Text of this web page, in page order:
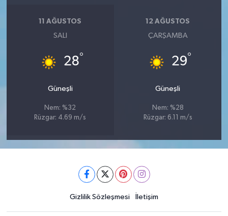
11 AĞUSTOS
SALI
28°
Güneşli
Nem: %32
Rüzgar: 4.69 m/s
12 AĞUSTOS
ÇARŞAMBA
29°
Güneşli
Nem: %28
Rüzgar: 6.11 m/s
Gizlilik Sözleşmesi İletişim